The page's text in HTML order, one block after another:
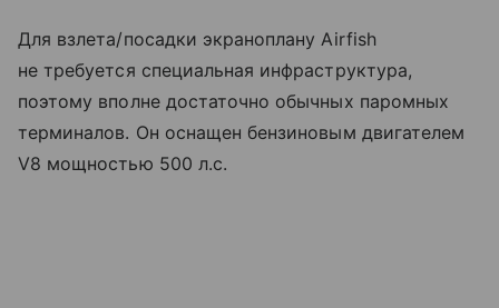
Для взлета/посадки экраноплану Airfish
не требуется специальная инфраструктура,
поэтому вполне достаточно обычных паромных
терминалов. Он оснащен бензиновым двигателем
V8 мощностью 500 л.с.